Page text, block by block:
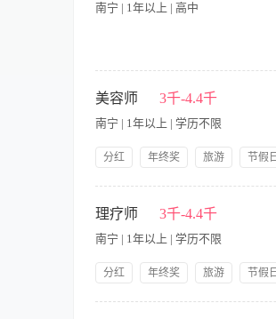
高中
本科
硕士
南宁 | 1年以上 | 高中
好的沟通，实时把控客户需求 4.负责
年龄22-30岁 2.善于沟通，热爱销售
提成+五险+出差包吃住+交通费用
美容师 3千-4.4千
南宁 | 1年以上 | 学历不限
分红 年终奖 旅游 节假
贵宾及常客档案，了解他(她)们的爱
院晨会，完成每天工作流程报表与每
有美容院工作经验者优先考虑； 3、
德； 5、性格开朗乐观，积极向上，
理疗师 3千-4.4千
南宁 | 1年以上 | 学历不限
分红 年终奖 旅游 节假